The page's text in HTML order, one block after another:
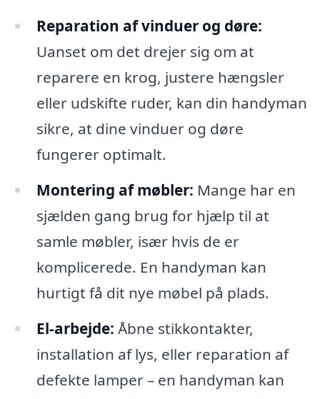
Reparation af vinduer og døre:
Uanset om det drejer sig om at
reparere en krog, justere hængsler
eller udskifte ruder, kan din handyman
sikre, at dine vinduer og døre
fungerer optimalt.
Montering af møbler: Mange har en
sjælden gang brug for hjælp til at
samle møbler, især hvis de er
komplicerede. En handyman kan
hurtigt få dit nye møbel på plads.
El-arbejde: Åbne stikkontakter,
installation af lys, eller reparation af
defekte lamper – en handyman kan